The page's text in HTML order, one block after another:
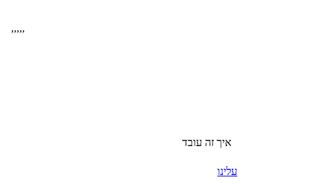
,,,,,
איך זה עובד
עלינו